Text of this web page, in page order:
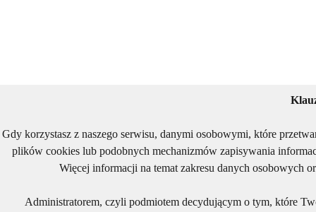
Gdy korzystasz z naszego serwisu, danymi osobowymi, które
plików cookies lub podobnych mechanizmów zapisywania
Więcej informacji na temat zakresu danych osobowych
Administratorem, czyli podmiotem decydującym o tym, które